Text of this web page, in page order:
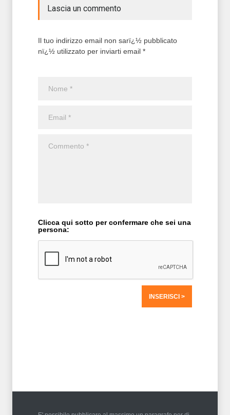
Lascia un commento
Il tuo indirizzo email non sarï¿½ pubblicato
nï¿½ utilizzato per inviarti email *
Clicca qui sotto per confermare che sei una
persona: